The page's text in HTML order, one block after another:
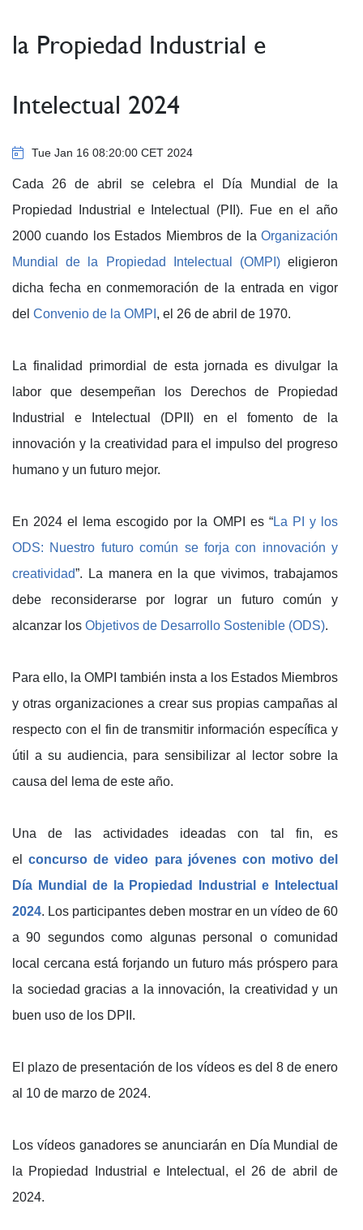
la Propiedad Industrial e
Intelectual 2024
Tue Jan 16 08:20:00 CET 2024
Cada 26 de abril se celebra el Día Mundial de la
Propiedad Industrial e Intelectual (PII). Fue en el año
2000 cuando los Estados Miembros de la Organización
Mundial de la Propiedad Intelectual (OMPI)eligieron
dicha fecha en conmemoración de la entrada en vigor
del Convenio de la OMPI , el 26 de abril de 1970.
La finalidad primordial de esta jornada es divulgar la
labor que desempeñan los Derechos de Propiedad
Industrial e Intelectual (DPII) en el fomento de la
innovación y la creatividad para el impulso del progreso
humano y un futuro mejor.
En 2024 el lema escogido por la OMPI es “La PI y los
ODS: Nuestro futuro común se forja con innovación y
creatividad”. La manera en la que vivimos, trabajamos
debe reconsiderarse por lograr un futuro común y
alcanzar los Objetivos de Desarrollo Sostenible (ODS).
Para ello, la OMPI también insta a los Estados Miembros
y otras organizaciones a crear sus propias campañas al
respecto con el fin de transmitir información específica y
útil a su audiencia, para sensibilizar al lector sobre la
causa del lema de este año.
Una de las actividades ideadas con tal fin, es
elconcurso de video para jóvenes con motivo del
Día Mundial de la Propiedad Industrial e Intelectual
2024. Los participantes deben mostrar en un vídeo de 60
a 90 segundos como algunas personal o comunidad
local cercana está forjando un futuro más próspero para
la sociedad gracias a la innovación, la creatividad y un
buen uso de los DPII.
El plazo de presentación de los vídeos es del 8 de enero
al 10 de marzo de 2024.
Los vídeos ganadores se anunciarán en Día Mundial de
la Propiedad Industrial e Intelectual, el 26 de abril de
2024.